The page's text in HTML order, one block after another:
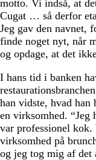
motto. Vi indså, at
Cugat … så derfor
Jeg gav den navnet,
finde noget nyt, når
og opdage, at det
I hans tid i banken
han vidste, hvad
en virksomhed. “Jeg
var professionel kok.
virksomhed på
og jeg tog mig af det